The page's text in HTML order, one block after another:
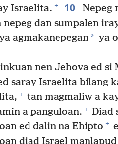
Israelita. + 10
Nepeg
dan sumpalen
agmakanepegan* ya
nen Jehova ed si
saray Israelita bilang
+ tan magmaliw a
a panguloan. + Diad
ed dalin na Ehipto +
diad Israel